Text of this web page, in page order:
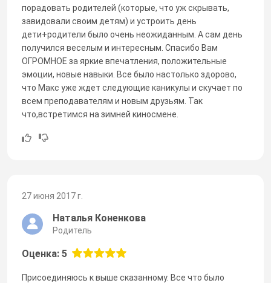
порадовать родителей (которые, что уж скрывать,
завидовали своим детям) и устроить день
дети+родители было очень неожиданным. А сам день
получился веселым и интересным. Спасибо Вам
ОГРОМНОЕ за яркие впечатления, положительные
эмоции, новые навыки. Все было настолько здорово,
что Макс уже ждет следующие каникулы и скучает по
всем преподавателям и новым друзьям. Так
что,встретимся на зимней киносмене.
27 июня 2017 г.
Наталья Коненкова
Родитель
Оценка: 5
Присоединяюсь к выше сказанному. Все что было